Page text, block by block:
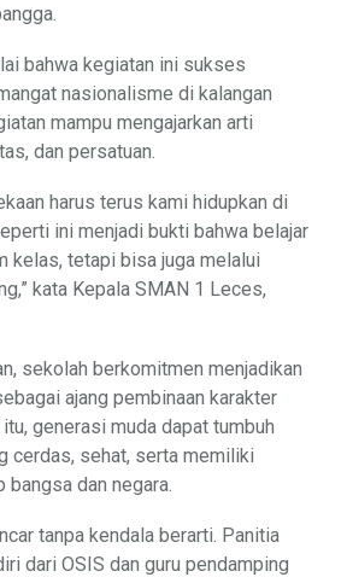
bahwa kegiatan ini sukses
nasionalisme di kalangan
mampu mengajarkan arti
dan persatuan.
harus terus kami hidupkan di
ini menjadi bukti bahwa belajar
kelas, tetapi bisa juga melalui
kata Kepala SMAN 1 Leces,
sekolah berkomitmen menjadikan
ajang pembinaan karakter
generasi muda dapat tumbuh
cerdas, sehat, serta memiliki
dan negara.
tanpa kendala berarti. Panitia
dari OSIS dan guru pendamping